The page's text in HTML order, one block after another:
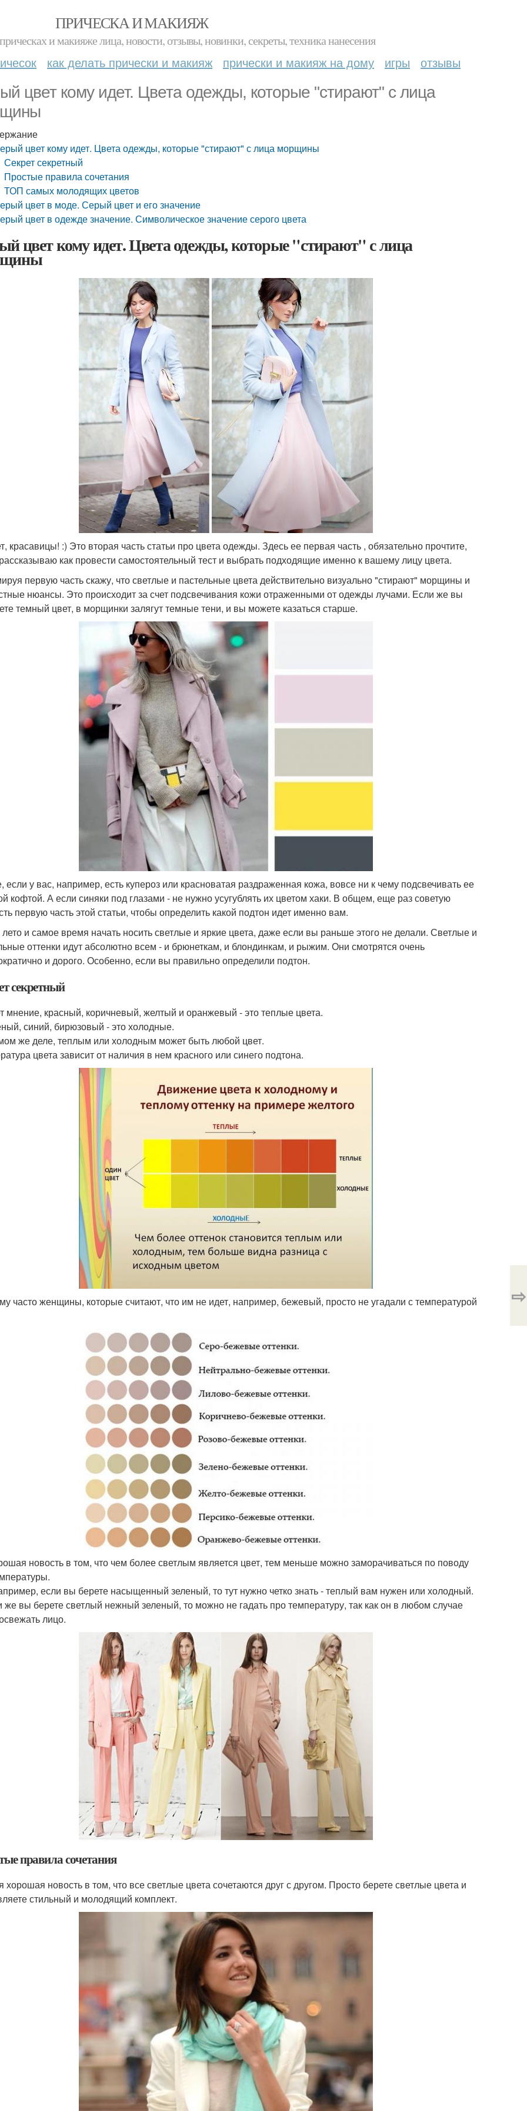
ПРИЧЕСКА И МАКИЯЖ
и макияже лица, новости, отзывы, новинки, секреты, техника нанесения
как делать прически и макияж прически и макияж на дому игры отзывы
цвет кому идет. Цвета одежды, которые "стирают" с лица
цвет кому идет. Цвета одежды, которые "стирают" с лица морщины
Секрет секретный
Простые правила сочетания
ТОП самых молодящих цветов
цвет в моде. Серый цвет и его значение
цвет в одежде значение. Символическое значение серого цвета
цвет кому идет. Цвета одежды, которые "стирают" с лица
красавицы! :) Это вторая часть статьи про цвета одежды. Здесь ее первая часть , обязательно прочтите,
как провести самостоятельный тест и выбрать подходящие именно к вашему лицу цвета.
первую часть скажу, что светлые и пастельные цвета действительно визуально "стирают" морщины и
нюансы. Это происходит за счет подсвечивания кожи отраженными от одежды лучами. Если же вы
темный цвет, в морщинки залягут темные тени, и вы можете казаться старше.
если у вас, например, есть купероз или красноватая раздраженная кожа, вовсе ни к чему подсвечивать ее
кофтой. А если синяки под глазами - не нужно усугублять их цветом хаки. В общем, еще раз советую
первую часть этой статьи, чтобы определить какой подтон идет именно вам.
и самое время начать носить светлые и яркие цвета, даже если вы раньше этого не делали. Светлые и
оттенки идут абсолютно всем - и брюнеткам, и блондинкам, и рыжим. Они смотрятся очень
и дорого. Особенно, если вы правильно определили подтон.
секретный
мнение, красный, коричневый, желтый и оранжевый - это теплые цвета.
синий, бирюзовый - это холодные.
же деле, теплым или холодным может быть любой цвет.
цвета зависит от наличия в нем красного или синего подтона.
часто женщины, которые считают, что им не идет, например, бежевый, просто не угадали с температурой
новость в том, что чем более светлым является цвет, тем меньше можно заморачиваться по поводу
если вы берете насыщенный зеленый, то тут нужно четко знать - теплый вам нужен или холодный.
же вы берете светлый нежный зеленый, то можно не гадать про температуру, так как он в любом случае
лицо.
правила сочетания
хорошая новость в том, что все светлые цвета сочетаются друг с другом. Просто берете светлые цвета и
стильный и молодящий комплект.
⇨